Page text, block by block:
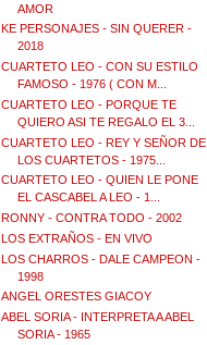
AMOR
KE PERSONAJES - SIN QUERER -
2018
CUARTETO LEO - CON SU ESTILO
FAMOSO - 1976 ( CON M...
CUARTETO LEO - PORQUE TE
QUIERO ASI TE REGALO EL 3...
CUARTETO LEO - REY Y SEÑOR DE
LOS CUARTETOS - 1975...
CUARTETO LEO - QUIEN LE PONE
EL CASCABEL A LEO - 1...
RONNY - CONTRA TODO - 2002
LOS EXTRAÑOS - EN VIVO
LOS CHARROS - DALE CAMPEON -
1998
ANGEL ORESTES GIACOY
ABEL SORIA - INTERPRETA A ABEL
SORIA - 1965